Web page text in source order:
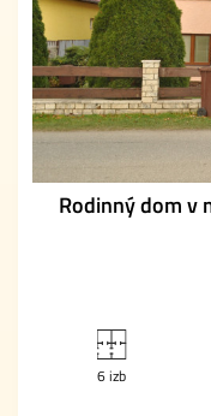
Rodinný dom v
6 izb